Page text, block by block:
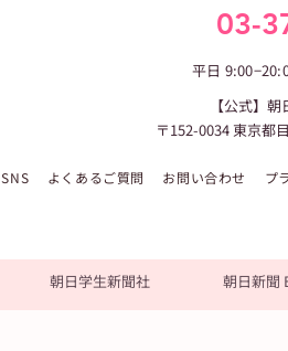
03-
平日
【公式】
〒152-0034 東京都
SNS よくあるご質問 お問い合わせ プ
朝日学生新聞社 朝日新聞